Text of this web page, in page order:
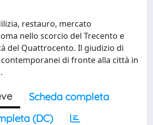
restauro, mercato
nello scorcio del Trecento e
del Quattrocento. Il giudizio di
di fronte alla città in
Scheda completa
(DC)